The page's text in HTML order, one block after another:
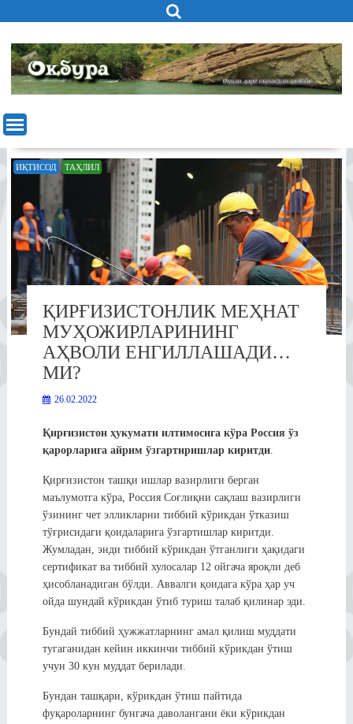
to
content
ИҚТИСОД ТАҲЛИЛ
ҚИРҒИЗИСТОНЛИК МЕҲНАТ
МУҲОЖИРЛАРИНИНГ
АҲВОЛИ ЕНГИЛЛАШАДИ…
МИ?
26.02.2022
Қирғизистон ҳукумати илтимосига кўра Россия ўз
қарорларига айрим ўзгартиришлар киритди.
Қирғизистон ташқи ишлар вазирлиги берган
маълумотга кўра, Россия Соғлиқни сақлаш вазирлиги
ўзининг чет элликларни тиббий кўрикдан ўтказиш
тўғрисидаги қоидаларига ўзгартишлар киритди.
Жумладан, энди тиббий кўрикдан ўтганлиги ҳақидаги
сертификат ва тиббий хулосалар 12 ойгача яроқли деб
ҳисобланадиган бўлди. Аввалги қоидага кўра ҳар уч
ойда шундай кўрикдан ўтиб туриш талаб қилинар эди.
Бундай тиббий ҳужжатларнинг амал қилиш муддати
тугаганидан кейин иккинчи тиббий кўрикдан ўтиш
учун 30 кун муддат берилади.
Бундан ташқари, кўрикдан ўтиш пайтида
фуқароларнинг бунгача даволангани ёки кўрикдан